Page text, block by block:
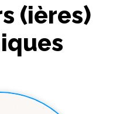
(ières)